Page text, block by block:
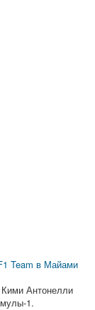
Team в Майами
Антонелли
1.